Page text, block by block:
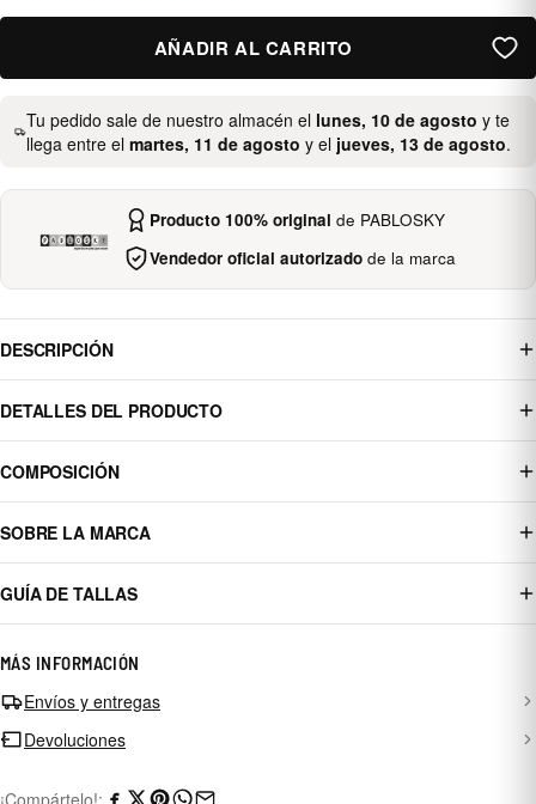
AÑADIR AL CARRITO
Tu pedido sale de nuestro almacén el lunes, 10 de agosto y te
llega entre elmartes, 11 de agosto y el jueves, 13 de agosto.
Producto 100% original de PABLOSKY
Vendedor oficial autorizadode la marca
DESCRIPCIÓN
DETALLES DEL PRODUCTO
COMPOSICIÓN
SOBRE LA MARCA
GUÍA DE TALLAS
MÁS INFORMACIÓN
Envíos y entregas
Devoluciones
¡Compártelo!: